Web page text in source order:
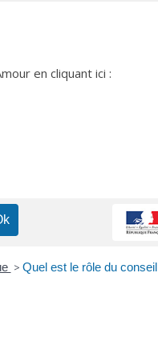
en cliquant ici :
> Quel est le rôle du